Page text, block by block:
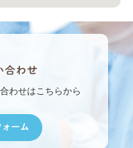
合わせ
わせはこちらから
ォーム